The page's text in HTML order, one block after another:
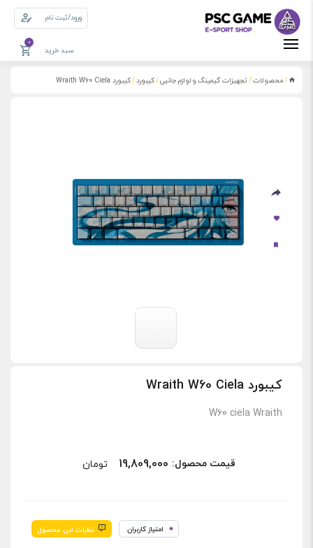
ورود/ثبت نام
سبد خرید
0
/محصولات/تجهیزات گیمینگ و لوازم جانبی/کیبورد/کیبورد Wraith W60 Ciela
کیبورد Wraith W60 Ciela
W60 ciela Wraith
تومان 19,809,000 :قیمت محصول
امتیاز کاربران نظرات این محصول